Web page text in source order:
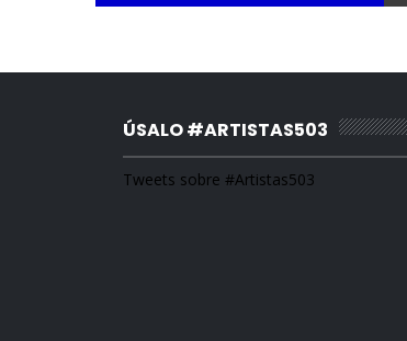
ÚSALO #ARTISTAS503
Tweets sobre #Artistas503